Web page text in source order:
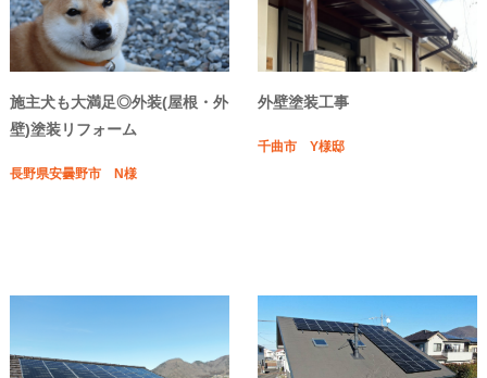
施主犬も大満足◎外装(屋根・外
壁)塗装リフォーム
長野県安曇野市 N様
外壁塗装工事
千曲市 Y様邸